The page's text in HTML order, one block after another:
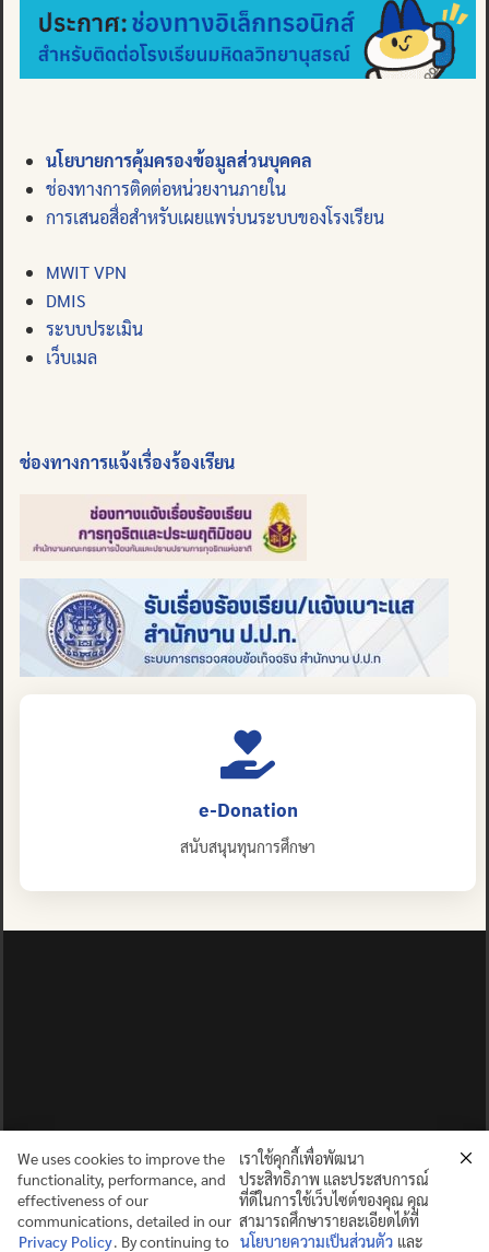
นโยบายการคุ้มครองข้อมูลส่วนบุคคล
ช่องทางการติดต่อหน่วยงานภายใน
การเสนอสื่อสำหรับเผยแพร่บนระบบของโรงเรียน
MWIT VPN
DMIS
ระบบประเมิน
เว็บเมล
ช่องทางการแจ้งเรื่องร้องเรียน
e-Donation
สนับสนุนทุนการศึกษา
We uses cookies to improve the
functionality, performance, and
effectiveness of our
communications, detailed in our
Privacy Policy. By continuing to
เราใช้คุกกี้เพื่อพัฒนา
ประสิทธิภาพ และประสบการณ์
ที่ดีในการใช้เว็บไซต์ของคุณ คุณ
สามารถศึกษารายละเอียดได้ที่
นโยบายความเป็นส่วนตัว และ